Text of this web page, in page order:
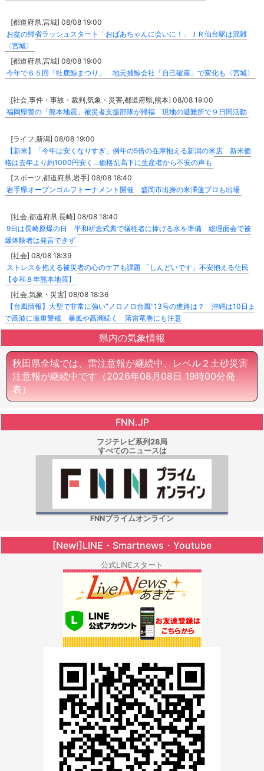
[都道府県,宮城] 08/08 19:00
お盆の帰省ラッシュスタート「おばあちゃんに会いに！」ＪＲ仙台駅は混雑
〈宮城〉
[都道府県,宮城] 08/08 19:00
今年で６５回「牡鹿鯨まつり」 地元捕鯨会社「自己破産」で変化も〈宮城〉
[社会,事件・事故・裁判,気象・災害,都道府県,熊本] 08/08 19:00
福岡県警の「熊本地震」被災者支援部隊が帰福 現地の避難所で９日間活動
[ライフ,新潟] 08/08 19:00
【新米】「今年は安くなりすぎ」例年の5倍の在庫抱える新潟の米店 新米価
格は去年より約1000円安く…価格乱高下に生産者から不安の声も
[スポーツ,都道府県,岩手] 08/08 18:40
岩手県オープンゴルフトーナメント開催 盛岡市出身の米澤蓮プロも出場
[社会,都道府県,長崎] 08/08 18:40
9日は長崎原爆の日 平和祈念式典で犠牲者に捧げる水を準備 総理面会で被
爆体験者は発言できず
[社会] 08/08 18:39
ストレスを抱える被災者の心のケアも課題 「しんどいです」不安抱える住民
【令和８年熊本地震】
[社会,気象・災害] 08/08 18:36
【台風情報】大型で非常に強い“ノロノロ台風”13号の進路は？ 沖縄は10日ま
で高波に厳重警戒 暴風や高潮続く 落雷竜巻にも注意
県内の気象情報
秋田県全域では、雷注意報が継続中、レベル２土砂災害
注意報が継続中です （2026年08月08日 19時00分発
表）
FNN.JP
フジテレビ系列28局
すべてのニュースは
FNNプライムオンライン
[New!]LINE・Smartnews・Youtube
公式LINEスタート